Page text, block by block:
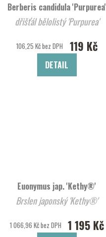
Berberis candidula 'Purpurea'
dřišťál bělolistý 'Purpurea'
106,25 Kč bez DPH 119 Kč
DETAIL
Euonymus jap. 'Kethy®'
Brslen japonský 'Kethy®'
1 066,96 Kč bez DPH 1 195 Kč